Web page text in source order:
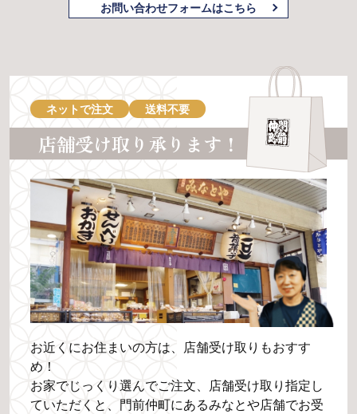
お問い合わせフォームはこちら
ネットで注文 送料不要
店舗受け取り承ります！
お近くにお住まいの方は、店舗受け取りもおすす
め！
お家でじっくり選んでご注文、店舗受け取り指定し
ていただくと、門前仲町にあるみなとや店舗でお受